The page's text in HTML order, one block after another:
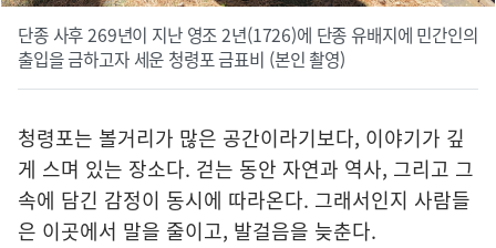
단종 사후 269년이 지난 영조 2년(1726)에 단종 유배지에 민간인의
출입을 금하고자 세운 청령포 금표비 (본인 촬영)
청령포는 볼거리가 많은 공간이라기보다, 이야기가 깊
게 스며 있는 장소다. 걷는 동안 자연과 역사, 그리고 그
속에 담긴 감정이 동시에 따라온다. 그래서인지 사람들
은 이곳에서 말을 줄이고, 발걸음을 늦춘다.